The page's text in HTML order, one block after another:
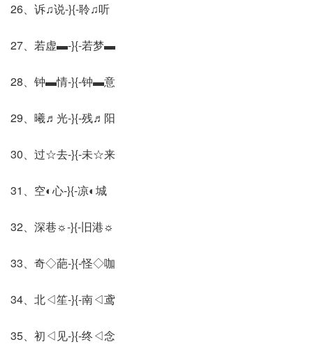
26、诉♫说-}{-聆♫听
27、若虚▬-}{-若梦▬
28、钟▬情-}{-钟▬意
29、曦♬光-}{-残♬阳
30、过☆去-}{-未☆来
31、空◐心-}{-凉◐城
32、深巷☼-}{-旧港☼
33、奇◇葩-}{-怪◇咖
34、北◁笙-}{-南◁鸢
35、初◁见-}{-终◁念